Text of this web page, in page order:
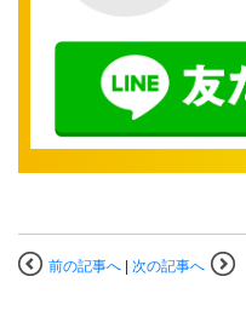
前の記事へ | 次の記事へ